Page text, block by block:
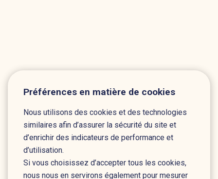
Préférences en matière de cookies
Nous utilisons des cookies et des technologies
similaires afin d’assurer la sécurité du site et
d’enrichir des indicateurs de performance et
d’utilisation.
Si vous choisissez d’accepter tous les cookies,
nous nous en servirons également pour mesurer